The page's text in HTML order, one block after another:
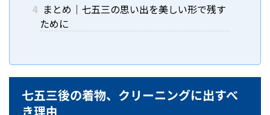
4 まとめ｜七五三の思い出を美しい形で残す
ために
七五三後の着物、クリーニングに出すべ
き理由